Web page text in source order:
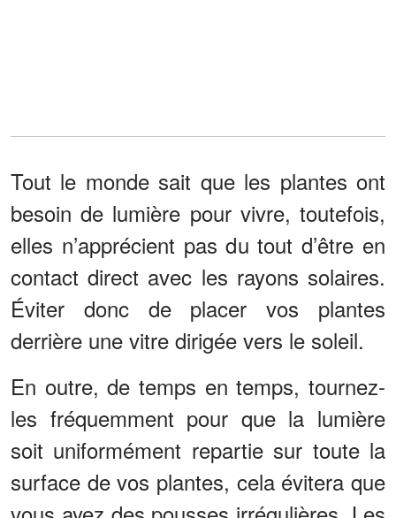
Tout le monde sait que les plantes ont
besoin de lumière pour vivre, toutefois,
elles n’apprécient pas du tout d’être en
contact direct avec les rayons solaires.
Éviter donc de placer vos plantes
derrière une vitre dirigée vers le soleil.
En outre, de temps en temps, tournez-
les fréquemment pour que la lumière
soit uniformément repartie sur toute la
surface de vos plantes, cela évitera que